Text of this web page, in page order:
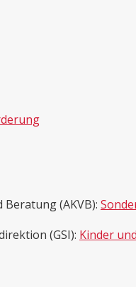
(AKVB):
(GSI): Kinder